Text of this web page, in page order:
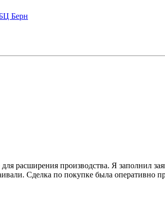
Берн
расширения производства. Я
Сделка по покупке была оперативно